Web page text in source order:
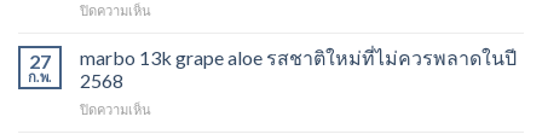
ปิดความเห็น
15k
ราคา
พอต
27
ก.พ.
marbo 13k grape aloe รสชาติใหม่ที่ไม่ควรพลาดในปี
2568
ปิดความเห็น